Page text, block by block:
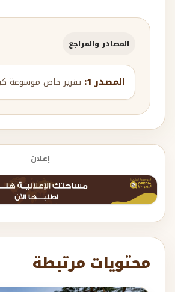
المصادر والمراجع
المصدر 1: تقرير خاص موسوعة
إعلان
محتويات مرتبطة